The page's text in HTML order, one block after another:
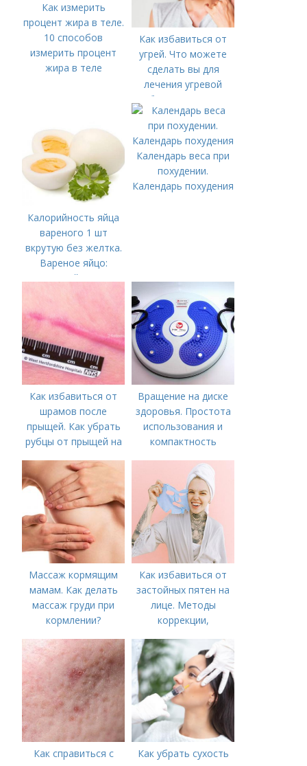
Как измерить
процент жира в теле.
10 способов
измерить процент
жира в теле
Как избавиться от
угрей. Что можете
сделать вы для
лечения угревой
болезни (акне)
Калорийность яйца
вареного 1 шт
вкрутую без желтка.
Вареное яйцо:
калорийность
Календарь веса при
похудении.
Календарь похудения
Как избавиться от
шрамов после
прыщей. Как убрать
рубцы от прыщей на
Вращение на диске
здоровья. Простота
использования и
компактность
Массаж кормящим
мамам. Как делать
массаж груди при
кормлении?
Как избавиться от
застойных пятен на
лице. Методы
коррекции,
акне и удаления
рубцов и шрамов
постакне
Как справиться с
Как убрать сухость